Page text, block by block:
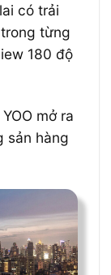
có trải
từng
180 độ
mở ra
sản hàng